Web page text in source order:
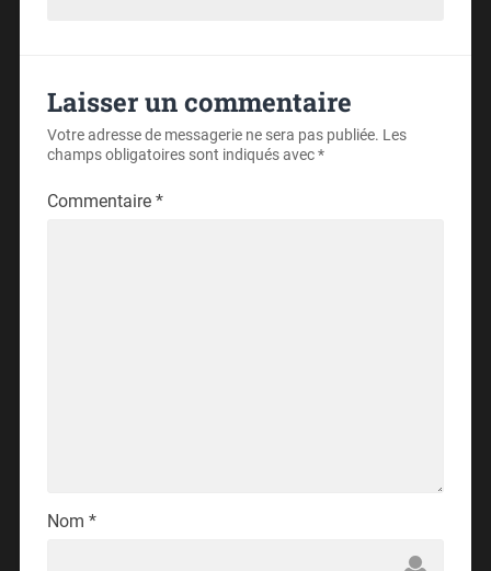
Laisser un commentaire
Votre adresse de messagerie ne sera pas publiée. Les
champs obligatoires sont indiqués avec*
Commentaire *
Nom *